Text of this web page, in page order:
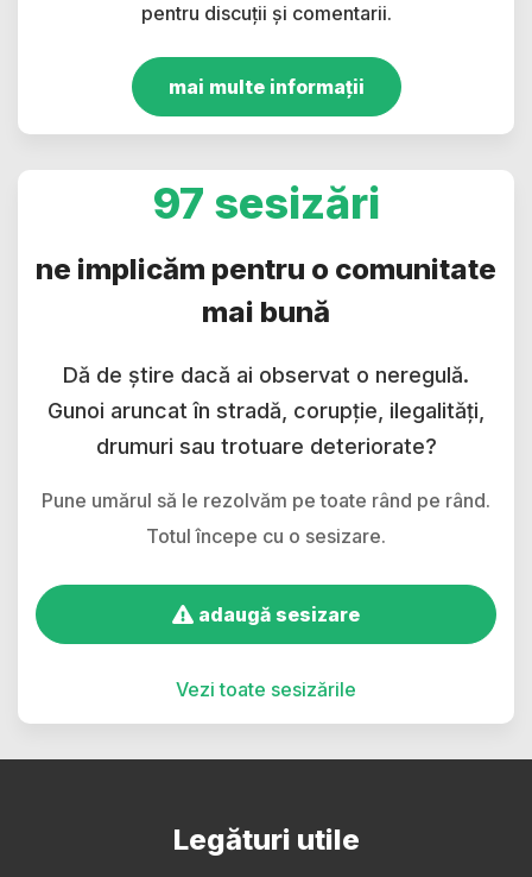
pentru discuții și comentarii.
mai multe informații
97 sesizări
ne implicăm pentru o comunitate
mai bună
Dă de știre dacă ai observat o neregulă.
Gunoi aruncat în stradă, corupție, ilegalități,
drumuri sau trotuare deteriorate?
Pune umărul să le rezolvăm pe toate rând pe rând.
Totul începe cu o sesizare.
adaugă sesizare
Vezi toate sesizările
Legături utile